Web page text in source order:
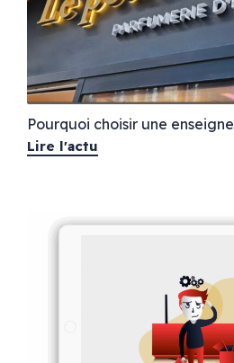
Pourquoi choisir une
Lire l'actu